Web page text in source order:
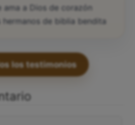
ama a Dios de corazón
de biblia bendita
los testimonios